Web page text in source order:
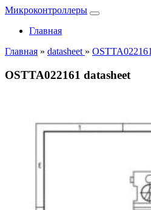
Микроконтроллеры
Главная
Главная » datasheet »
OSTTA022161 datasheet